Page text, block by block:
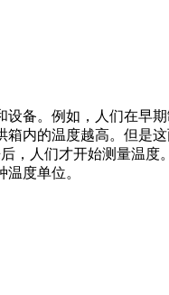
备。例如，人们在早
内的温度越高。但是
，人们才开始测量温度
度单位。